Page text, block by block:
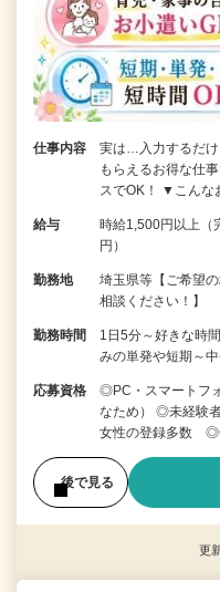
仕事内容
実は…入力するだけ
もらえるお得な仕
スでOK！ ▼こんな
給与
時給1,500円以上（
円）
勤務地
埼玉県等【ご希望
相談ください！】
勤務時間
1日5分～好きな時
みの単発や短期～
応募資格
◎PC・スマートフ
なため） ◎未経験
女性の登録多数 ◎
後で見る
更